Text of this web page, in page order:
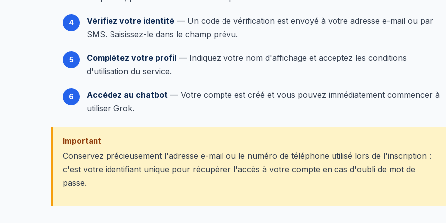
Vérifiez votre identité — Un code de vérification est envoyé à votre adresse e-mail ou par
SMS. Saisissez-le dans le champ prévu.
Complétez votre profil — Indiquez votre nom d'affichage et acceptez les conditions
d'utilisation du service.
Accédez au chatbot — Votre compte est créé et vous pouvez immédiatement commencer à
utiliser Grok.
Important
Conservez précieusement l'adresse e-mail ou le numéro de téléphone utilisé lors de l'inscription :
c'est votre identifiant unique pour récupérer l'accès à votre compte en cas d'oubli de mot de
passe.